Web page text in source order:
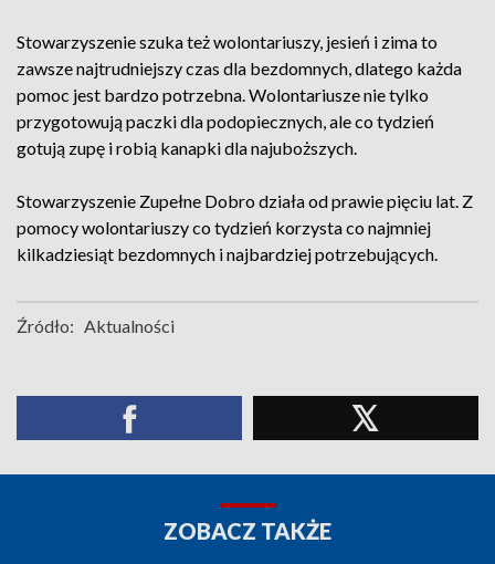
Stowarzyszenie szuka też wolontariuszy, jesień i zima to
zawsze najtrudniejszy czas dla bezdomnych, dlatego każda
pomoc jest bardzo potrzebna. Wolontariusze nie tylko
przygotowują paczki dla podopiecznych, ale co tydzień
gotują zupę i robią kanapki dla najuboższych.
Stowarzyszenie Zupełne Dobro działa od prawie pięciu lat. Z
pomocy wolontariuszy co tydzień korzysta co najmniej
kilkadziesiąt bezdomnych i najbardziej potrzebujących.
Źródło: Aktualności
ZOBACZ TAKŻE